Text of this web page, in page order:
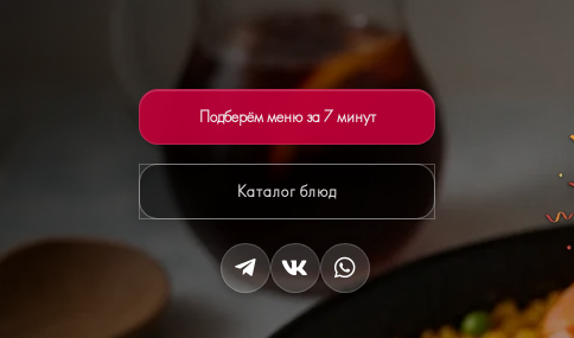
Подберём меню за 7 минут
Каталог блюд